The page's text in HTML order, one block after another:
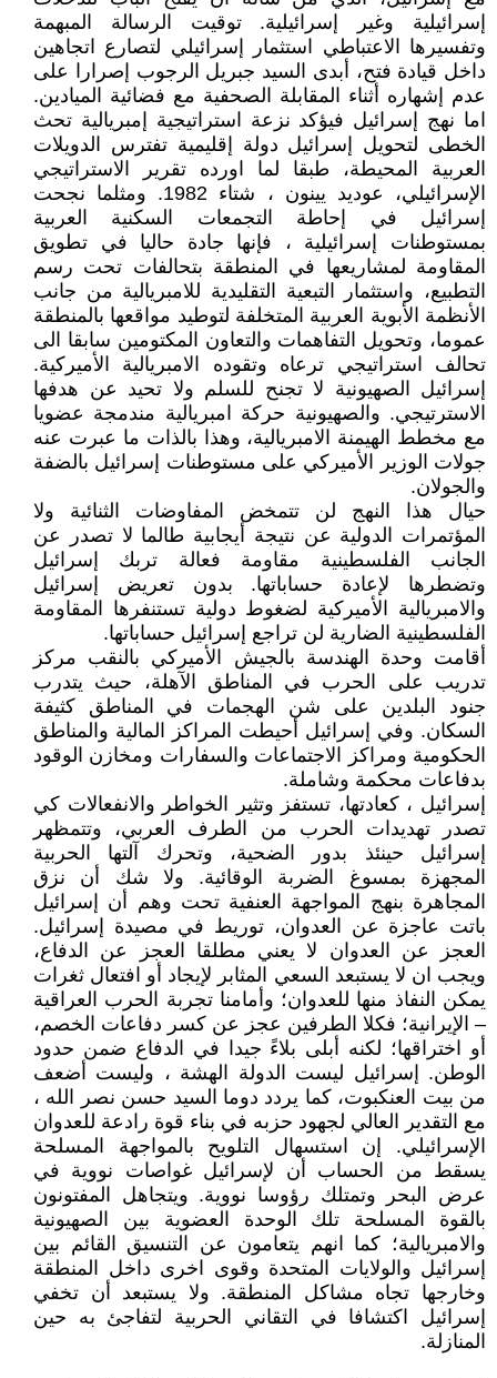
إسرائيلية وغير إسرائيلية. توقيت الرسالة المبهمة
وتفسيرها الاعتباطي استثمار إسرائيلي لتصارع اتجاهين
داخل قيادة فتح، أبدى السيد جبريل الرجوب إصرارا على
عدم إشهاره أثناء المقابلة الصحفية مع فضائية الميادين.
اما نهج إسرائيل فيؤكد نزعة استراتيجية إمبريالية تحث
الخطى لتحويل إسرائيل دولة إقليمية تفترس الدويلات
العربية المحيطة، طبقا لما اورده تقرير الاستراتيجي
الإسرائيلي، عوديد يينون ، شتاء 1982. ومثلما نجحت
إسرائيل في إحاطة التجمعات السكنية العربية
بمستوطنات إسرائيلية ، فإنها جادة حاليا في تطويق
المقاومة لمشاريعها في المنطقة بتحالفات تحت رسم
التطبيع، واستثمار التبعية التقليدية للامبريالية من جانب
الأنظمة الأبوية العربية المتخلفة لتوطيد مواقعها بالمنطقة
عموما، وتحويل التفاهمات والتعاون المكتومين سابقا الى
تحالف استراتيجي ترعاه وتقوده الامبريالية الأميركية.
إسرائيل الصهيونية لا تجنح للسلم ولا تحيد عن هدفها
الاسترتيجي. والصهيونية حركة امبريالية مندمجة عضويا
مع مخطط الهيمنة الامبريالية، وهذا بالذات ما عبرت عنه
جولات الوزير الأميركي على مستوطنات إسرائيل بالضفة
والجولان.
حيال هذا النهج لن تتمخض المفاوضات الثنائية ولا
المؤتمرات الدولية عن نتيجة أيجابية طالما لا تصدر عن
الجانب الفلسطينية مقاومة فعالة تربك إسرائيل
وتضطرها لإعادة حساباتها. بدون تعريض إسرائيل
والامبريالية الأميركية لضغوط دولية تستنفرها المقاومة
الفلسطينية الضارية لن تراجع إسرائيل حساباتها.
أقامت وحدة الهندسة بالجيش الأميركي بالنقب مركز
تدريب على الحرب في المناطق الآهلة، حيث يتدرب
جنود البلدين على شن الهجمات في المناطق كثيفة
السكان. وفي إسرائيل أحيطت المراكز المالية والمناطق
الحكومية ومراكز الاجتماعات والسفارات ومخازن الوقود
بدفاعات محكمة وشاملة.
إسرائيل ، كعادتها، تستفز وتثير الخواطر والانفعالات كي
تصدر تهديدات الحرب من الطرف العربي، وتتمظهر
إسرائيل حينئذ بدور الضحية، وتحرك آلتها الحربية
المجهزة بمسوغ الضربة الوقائية. ولا شك أن نزق
المجاهرة بنهج المواجهة العنفية تحت وهم أن إسرائيل
باتت عاجزة عن العدوان، توريط في مصيدة إسرائيل.
العجز عن العدوان لا يعني مطلقا العجز عن الدفاع،
ويجب ان لا يستبعد السعي المثابر لإيجاد أو افتعال ثغرات
يمكن النفاذ منها للعدوان؛ وأمامنا تجربة الحرب العراقية
– الإيرانية؛ فكلا الطرفين عجز عن كسر دفاعات الخصم،
أو اختراقها؛ لكنه أبلى بلاءً جيدا في الدفاع ضمن حدود
الوطن. إسرائيل ليست الدولة الهشة ، وليست أضعف
من بيت العنكبوت، كما يردد دوما السيد حسن نصر الله ،
مع التقدير العالي لجهود حزبه في بناء قوة رادعة للعدوان
الإسرائيلي. إن استسهال التلويح بالمواجهة المسلحة
يسقط من الحساب أن لإسرائيل غواصات نووية في
عرض البحر وتمتلك رؤوسا نووية. ويتجاهل المفتونون
بالقوة المسلحة تلك الوحدة العضوية بين الصهيونية
والامبريالية؛ كما انهم يتعامون عن التنسيق القائم بين
إسرائيل والولايات المتحدة وقوى اخرى داخل المنطقة
وخارجها تجاه مشاكل المنطقة. ولا يستبعد أن تخفي
إسرائيل اكتشافا في التقاني الحربية لتفاجئ به حين
المنازلة.